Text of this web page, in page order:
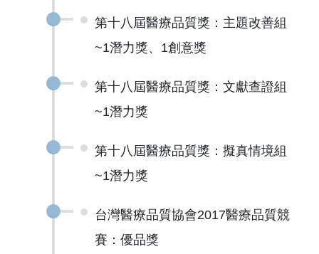
第十八屆醫療品質獎：主題改善組
~1潛力獎、1創意獎
第十八屆醫療品質獎：文獻查證組
~1潛力獎
第十八屆醫療品質獎：擬真情境組
~1潛力獎
台灣醫療品質協會2017醫療品質競
賽：優品獎